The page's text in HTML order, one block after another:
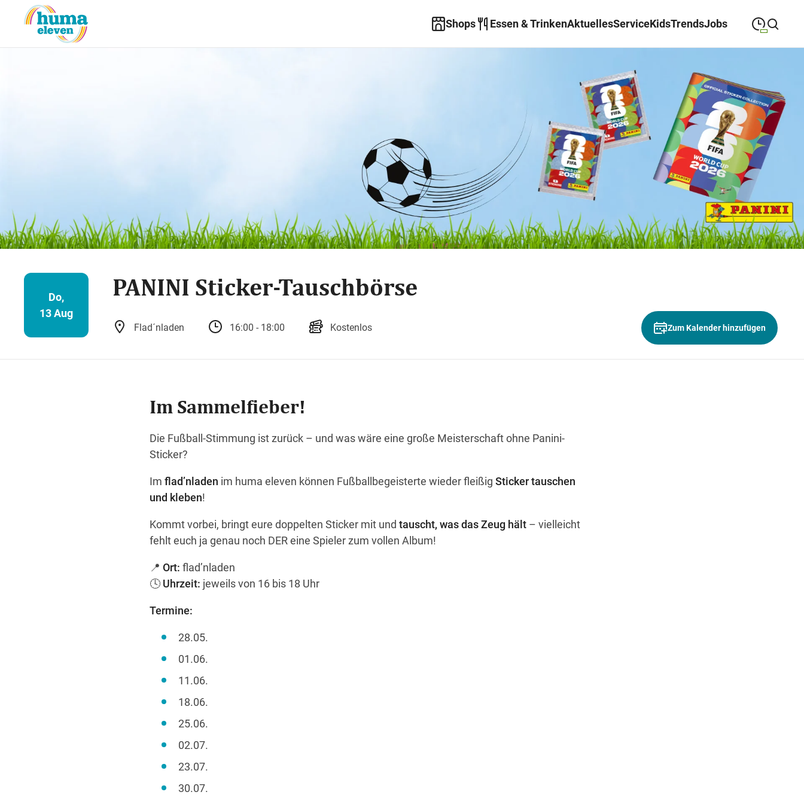
Shops Essen & TrinkenAktuellesServiceKidsTrendsJobs
Suche schließen
Dienstag
DIENSTAG 09:00—19:00
Mittwoch
MITTWOCH 09:00 19:00
Donnerstag
DONNERSTAG 09:00— 19:00
09:00 —
Samstag
SAMSTAG 09:00—18:00
Wegbeschreibung
Do,
13 Aug
PANINI Sticker-Tauschbörse
Zum Kalender hinzufügen
Flad´nladen 16:00 - 18:00 Kostenlos
Im Sammelfieber!
Die Fußball-Stimmung ist zurück – und was wäre eine große Meisterschaft ohne Panini-
Sticker?
Im flad’nladen im huma eleven können Fußballbegeisterte wieder fleißig Sticker tauschen
und kleben!
Kommt vorbei, bringt eure doppelten Sticker mit und tauscht, was das Zeug hält– vielleicht
fehlt euch ja genau noch DER eine Spieler zum vollen Album!
📍 Ort: flad’nladen
🕓Uhrzeit: jeweils von 16 bis 18 Uhr
Termine:
28.05.
01.06.
11.06.
18.06.
25.06.
02.07.
23.07.
30.07.